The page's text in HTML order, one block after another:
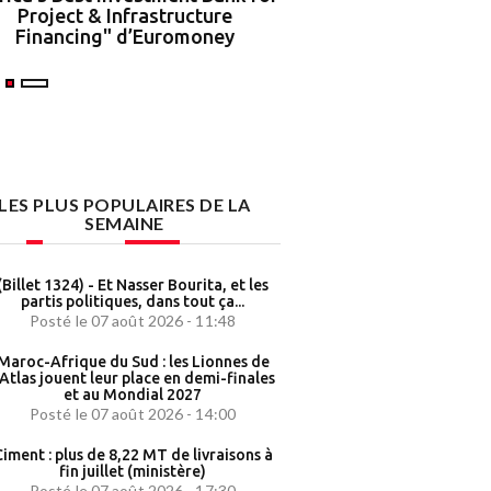
Project & Infrastructure
Financing" d’Euromoney
PLUS POPULAIRES DE LA
SEMAINE
1324) - Et Nasser Bourita, et les
partis politiques, dans tout ça...
Posté le 07 août 2026 - 11:48
Afrique du Sud : les Lionnes de
jouent leur place en demi-finales
et au Mondial 2027
Posté le 07 août 2026 - 14:00
: plus de 8,22 MT de livraisons à
fin juillet (ministère)